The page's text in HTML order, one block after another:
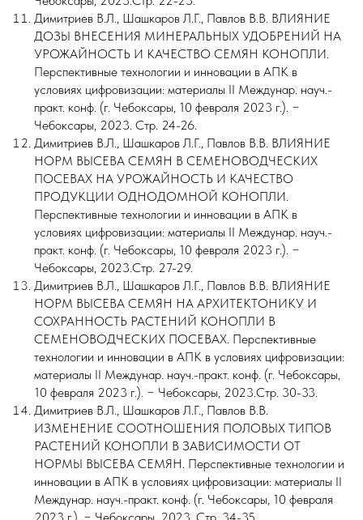
Димитриев В.Л., Шашкаров Л.Г., Павлов В.В. ВЛИЯНИЕ
ДОЗЫ ВНЕСЕНИЯ МИНЕРАЛЬНЫХ УДОБРЕНИЙ НА
УРОЖАЙНОСТЬ И КАЧЕСТВО СЕМЯН КОНОПЛИ.
Перспективные технологии и инновации в АПК в
условиях цифровизации: материалы II Междунар. науч.-
практ. конф. (г. Чебоксары, 10 февраля 2023 г.). −
Чебоксары, 2023. Стр. 24-26.
Димитриев В.Л., Шашкаров Л.Г., Павлов В.В. ВЛИЯНИЕ
НОРМ ВЫСЕВА СЕМЯН В СЕМЕНОВОДЧЕСКИХ
ПОСЕВАХ НА УРОЖАЙНОСТЬ И КАЧЕСТВО
ПРОДУКЦИИ ОДНОДОМНОЙ КОНОПЛИ.
Перспективные технологии и инновации в АПК в
условиях цифровизации: материалы II Междунар. науч.-
практ. конф. (г. Чебоксары, 10 февраля 2023 г.). −
Чебоксары, 2023.Стр. 27-29.
Димитриев В.Л., Шашкаров Л.Г., Павлов В.В. ВЛИЯНИЕ
НОРМ ВЫСЕВА СЕМЯН НА АРХИТЕКТОНИКУ И
СОХРАННОСТЬ РАСТЕНИЙ КОНОПЛИ В
СЕМЕНОВОДЧЕСКИХ ПОСЕВАХ. Перспективные
технологии и инновации в АПК в условиях цифровизации:
материалы II Междунар. науч.-практ. конф. (г. Чебоксары,
10 февраля 2023 г.). − Чебоксары, 2023.Стр. 30-33.
Димитриев В.Л., Шашкаров Л.Г., Павлов В.В.
ИЗМЕНЕНИЕ СООТНОШЕНИЯ ПОЛОВЫХ ТИПОВ
РАСТЕНИЙ КОНОПЛИ В ЗАВИСИМОСТИ ОТ
НОРМЫ ВЫСЕВА СЕМЯН. Перспективные технологии и
инновации в АПК в условиях цифровизации: материалы II
Междунар. науч.-практ. конф. (г. Чебоксары, 10 февраля